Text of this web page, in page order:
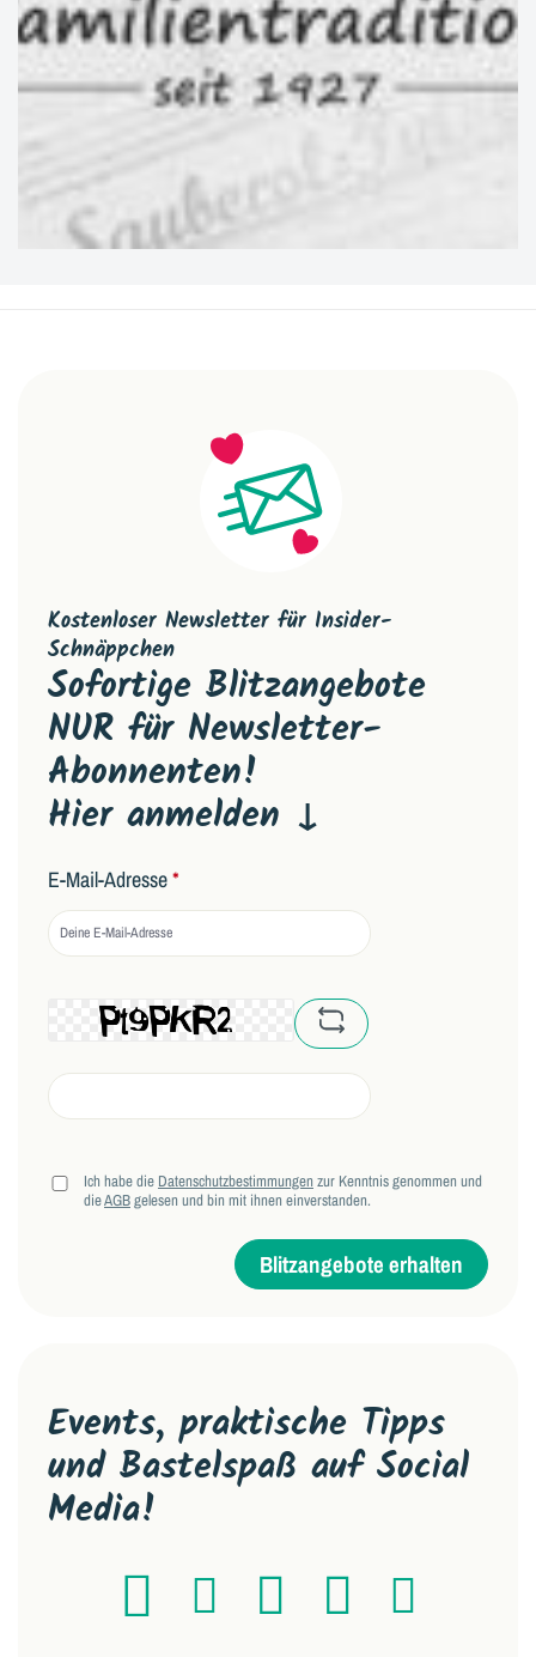
Kostenloser Newsletter für Insider-
Schnäppchen
Sofortige Blitzangebote
NUR für Newsletter-
Abonnenten!
Hier anmelden ↓
E-Mail-Adresse*
Ich habe die Datenschutzbestimmungen zur Kenntnis genommen und
dieAGBgelesen und bin mit ihnen einverstanden.
Blitzangebote erhalten
Events, praktische Tipps
und Bastelspaß auf Social
Media!